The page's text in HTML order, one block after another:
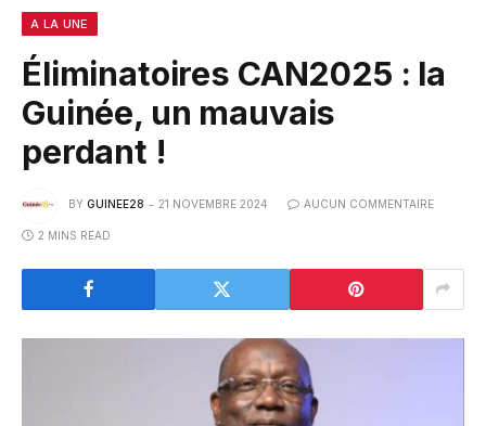
A LA UNE
Éliminatoires CAN2025 : la
Guinée, un mauvais
perdant !
BY GUINEE28 21 NOVEMBRE 2024 AUCUN COMMENTAIRE
2 MINS READ